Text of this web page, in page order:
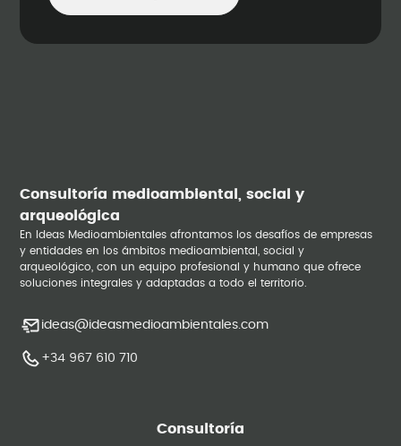
Consultoría medioambiental, social y
arqueológica
En Ideas Medioambientales afrontamos los desafíos de empresas
y entidades en los ámbitos medioambiental, social y
arqueológico, con un equipo profesional y humano que ofrece
soluciones integrales y adaptadas a todo el territorio.
ideas@ideasmedioambientales.com
+34 967 610 710
Consultoría